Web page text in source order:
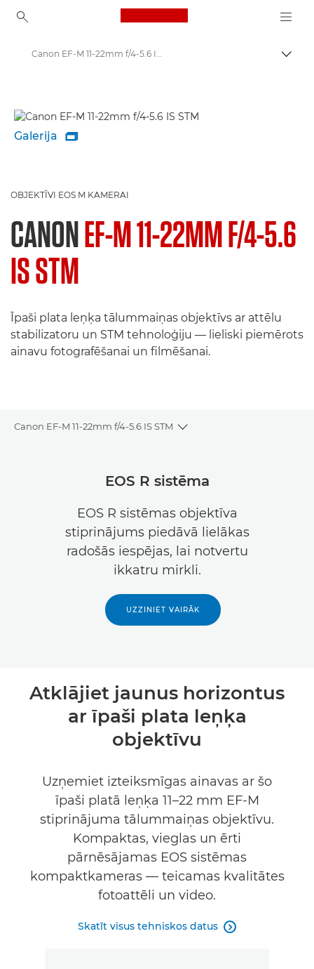
Canon Logo, back to
Canon EF-M 11-22mm f/4-5.6 IS STM - Lenses - Camera & Photo lenses
Galerija 
OBJEKTĪVI EOS M KAMERAI
CANONEF-M 11-22MM F/4-5.6
IS STM
Īpaši plata leņķa tālummaiņas objektīvs ar attēlu
stabilizatoru un STM tehnoloģiju — lieliski piemērots
ainavu fotografēšanai un filmēšanai.
Canon EF-M 11-22mm f/4-5.6 IS STM
Toggle breadcrumbs
EOS R sistēma
EOS R sistēmas objektīva
stiprinājums piedāvā lielākas
radošās iespējas, lai notvertu
ikkatru mirkli.
UZZINIET VAIRĀK
Atklājiet jaunus horizontus
ar īpaši plata leņķa
objektīvu
Uzņemiet izteiksmīgas ainavas ar šo
īpaši platā leņķa 11–22 mm EF-M
stiprinājuma tālummaiņas objektīvu.
Kompaktas, vieglas un ērti
pārnēsājamas EOS sistēmas
kompaktkameras — teicamas kvalitātes
fotoattēli un video.
Skatīt visus tehniskos datus 